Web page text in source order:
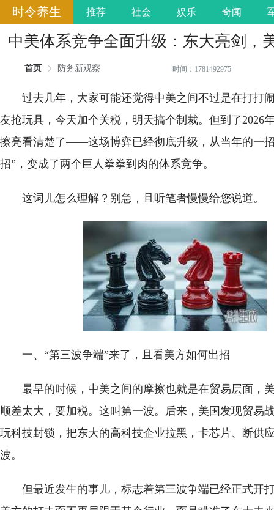
时令养生 推荐 社会 娱乐 奇闻
中美体系竞争全面升级：东大亮剑，
首页 防务新观察 时间：1781492975
过去几年，大家可能还觉得中美之间不过是在打打
友抢玩具，今天加个关税，明天搞个制裁。但到了2026
擦亮看清楚了——这场博弈已经彻底升级，从当年的一
招”，变成了两个巨人拳拳到肉的体系竞争。
这词儿怎么理解？别急，且听笔者慢慢给您说道。
一、“第三波争端”来了，且看美方如何出招
最早的时候，中美之间的摩擦也就是在贸易层面，
顺差太大，要加税。这叫第一波。后来，美国发现贸易
玩科技封锁，把东大的高科技企业拉黑，卡芯片、断供
波。
但最近发生的事儿，标志着第三波争端已经正式开